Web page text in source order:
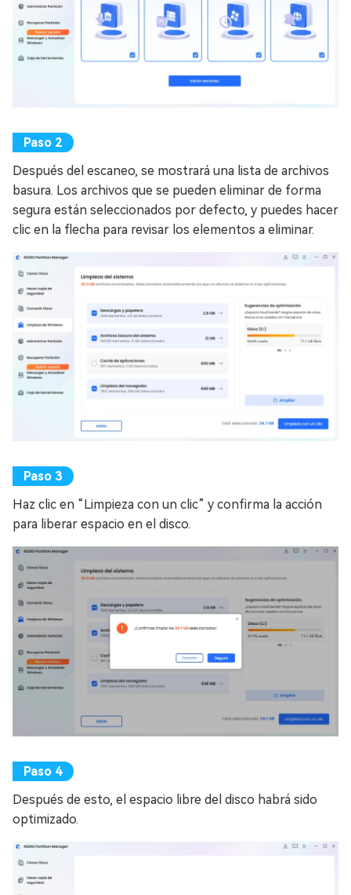
Después del escaneo, se mostrará una lista de archivos
basura. Los archivos que se pueden eliminar de forma
segura están seleccionados por defecto, y puedes hacer
clic en la flecha para revisar los elementos a eliminar.
Haz clic en “Limpieza con un clic” y confirma la acción
para liberar espacio en el disco.
Después de esto, el espacio libre del disco habrá sido
optimizado.